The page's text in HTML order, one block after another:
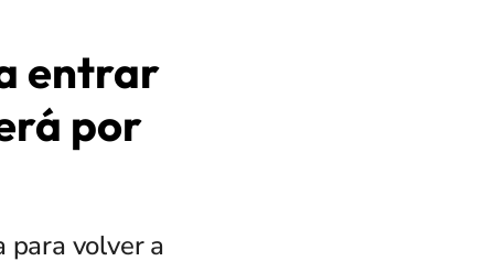
entrar
por
para volver a